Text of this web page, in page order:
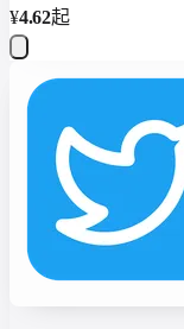
¥4.62起